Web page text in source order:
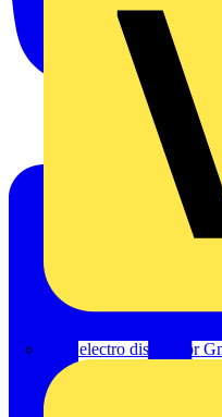
eldis electro distributor